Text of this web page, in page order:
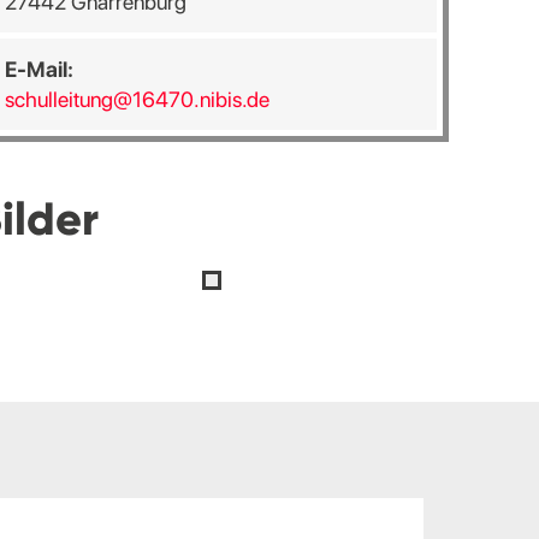
E-Mail:
schulleitung@16470.nibis.de